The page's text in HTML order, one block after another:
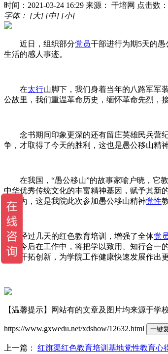
时间：2021-03-24 16:29 来源： 干培网 点击数
字体： [大] [中] [小]
近日，组织部分党员干部进行为期5天的愚
生活的感人事迹。
在太行山脚下，我们身着当年的八路军军
公故里，我们重温革命历史，缅怀革命先烈，
念书期间印象更深的还有留庄英雄民兵营纪
争，才取得了今天的胜利，这也是愚公移山精
在我国，“愚公移山”的故事家喻户晓，它教
中华优秀传统文化的丰富精神基因，赋予其新
人认为，这是我院此次参加愚公移山精神党性
经过几天的红色教育培训，增强了全体党
神。今后在工作中，将把学以致用、知行合
实，开拓创新，为学院工作健康快速发展作出
【温馨提示】网站有的文章及图片均来源于学
https://www.gxwedu.net/xdshow/12632.html 一键
上一篇： 红旗渠红色教育培训基地党性教育心